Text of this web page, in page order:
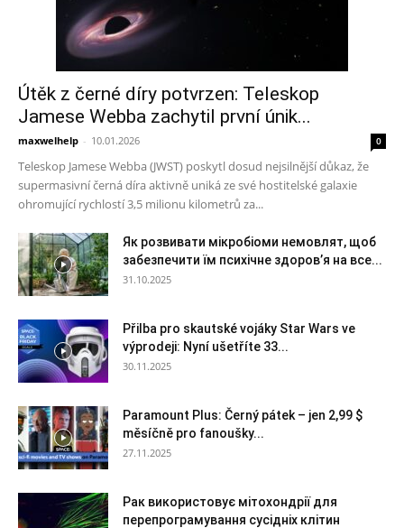
Útěk z černé díry potvrzen: Teleskop
Jamese Webba zachytil první únik...
maxwelhelp - 10.01.2026 0
Teleskop Jamese Webba (JWST) poskytl dosud nejsilnější důkaz, že
supermasivní černá díra aktivně uniká ze své hostitelské galaxie
ohromující rychlostí 3,5 milionu kilometrů za...
Як розвивати мікробіоми немовлят, щоб
забезпечити їм психічне здоров’я на все...
31.10.2025
Přilba pro skautské vojáky Star Wars ve
výprodeji: Nyní ušetříte 33...
30.11.2025
Paramount Plus: Černý pátek – jen 2,99 $
měsíčně pro fanoušky...
27.11.2025
Рак використовує мітохондрії для
перепрограмування сусідніх клітин